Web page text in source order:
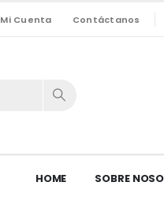
Mi Cuenta Contáctanos
HOME SOBRE